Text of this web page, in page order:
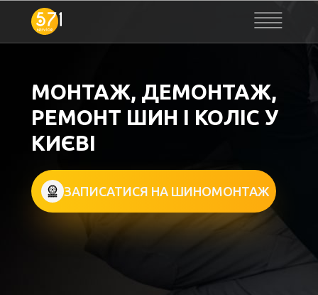
МОНТАЖ, ДЕМОНТАЖ,
РЕМОНТ ШИН І КОЛІС У
КИЄВІ
ЗАПИСАТИСЯ НА ШИНОМОНТАЖ